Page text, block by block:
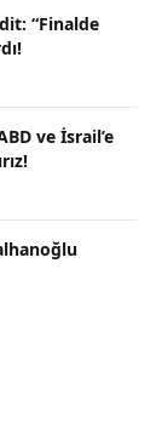
“Finalde
ve İsrail’e